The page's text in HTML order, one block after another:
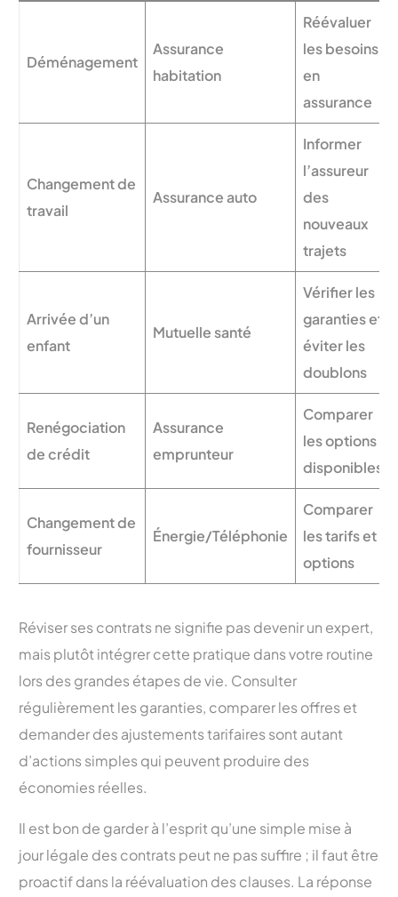
Déménagement
Assurance
habitation
Réévaluer
les besoins
en
assurance
Changement de
travail
Assurance auto
Informer
l’assureur
des
nouveaux
trajets
Arrivée d’un
enfant
Mutuelle santé
Vérifier les
garanties et
éviter les
doublons
Renégociation
de crédit
Assurance
emprunteur
Comparer
les options
disponibles
Changement de
fournisseur
Énergie/Téléphonie
Comparer
les tarifs et
options
Réviser ses contrats ne signifie pas devenir un expert,
mais plutôt intégrer cette pratique dans votre routine
lors des grandes étapes de vie. Consulter
régulièrement les garanties, comparer les offres et
demander des ajustements tarifaires sont autant
d’actions simples qui peuvent produire des
économies réelles.
Il est bon de garder à l’esprit qu’une simple mise à
jour légale des contrats peut ne pas suffire ; il faut être
proactif dans la réévaluation des clauses. La réponse